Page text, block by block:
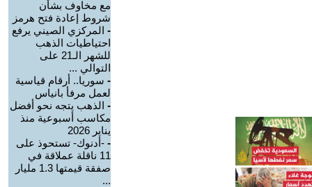
مع مخاوف بشأن
شروط إعادة فتح هرمز
- المركزي الصيني يرفع
احتياطيات الذهب
للشهر الـ21 على
التوالي ...
- سوريا.. أرقام قياسية
لعمل مرفأ بانياس
- الذهب يتجه نحو أفضل
مكاسب أسبوعية منذ
يناير 2026
- -أدنوك- تستحوذ على
11 ناقلة عملاقة في
صفقة قيمتها 1.3 مليار
...